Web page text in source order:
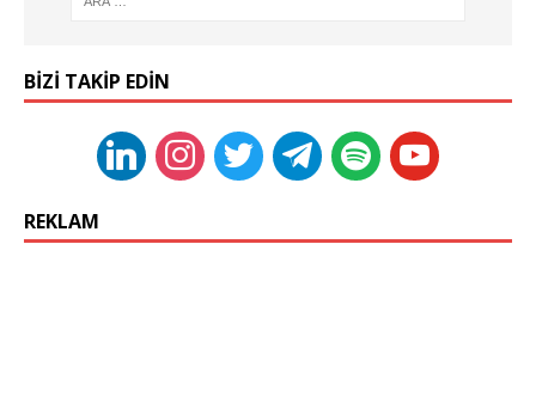
BIZI TAKIP EDIN
REKLAM